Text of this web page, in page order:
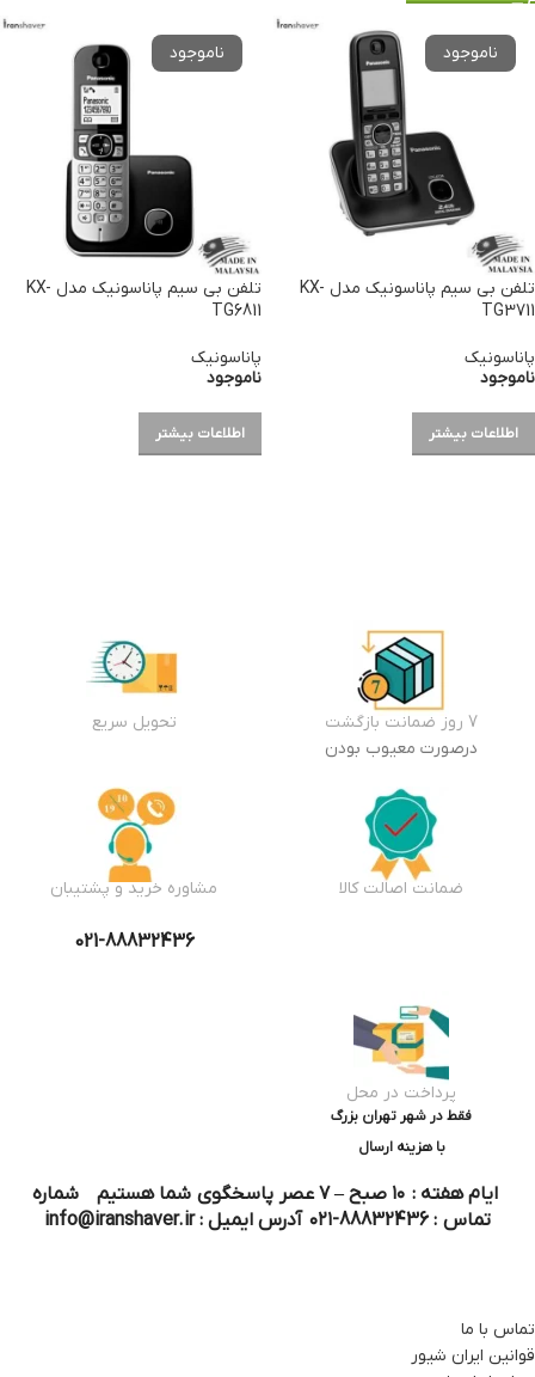
تلفن بی سیم پاناسونیک مدل KX-
TG3711
پاناسونیک
ناموجود
اطلاعات بیشتر
تلفن بی سیم پاناسونیک مدل KX-
TG6811
پاناسونیک
ناموجود
اطلاعات بیشتر
7 روز ضمانت بازگشت
درصورت معیوب بودن
تحویل سریع
ضمانت اصالت کالا مشاوره خرید و پشتیبان
021-88832436
پرداخت در محل
فقط در شهر تهران بزرگ
با هزینه ارسال
ایام هفته : ۱۰ صبح – ۷ عصر پاسخگوی شما هستیم شماره
تماس : 88832436-۰۲۱ آدرس ایمیل : info@iranshaver.ir
تماس با ما
قوانین ایران شیور